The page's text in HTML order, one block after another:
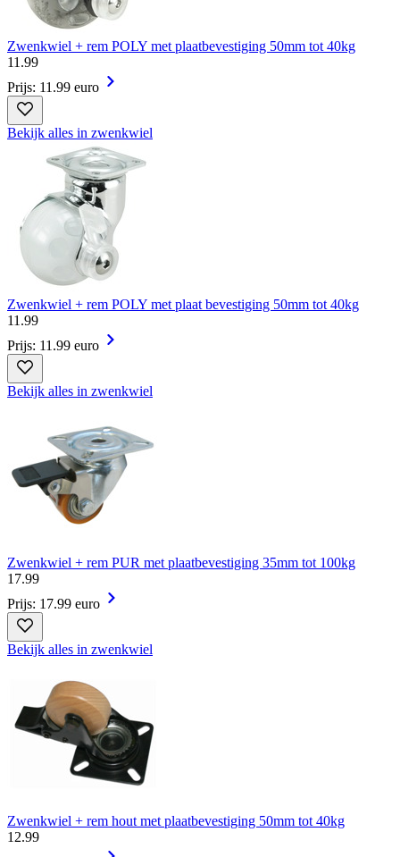
Zwenkwiel + rem POLY met plaatbevestiging 50mm tot 40kg
11 .99
Prijs: 11.99 euro
Bekijk alles in zwenkwiel
Zwenkwiel + rem POLY met plaat bevestiging 50mm tot 40kg
11 .99
Prijs: 11.99 euro
Bekijk alles in zwenkwiel
Zwenkwiel + rem PUR met plaatbevestiging 35mm tot 100kg
17.99
Prijs: 17.99 euro
Bekijk alles in zwenkwiel
Zwenkwiel + rem hout met plaatbevestiging 50mm tot 40kg
12.99